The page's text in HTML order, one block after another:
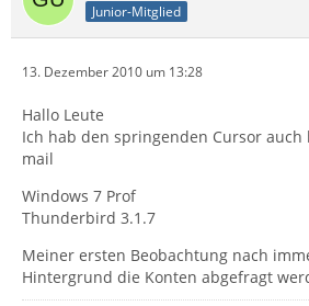
Junior-Mitglied
13. Dezember 2010 um 13:28
Hallo Leute
Ich hab den springenden Cursor
mail
Windows 7 Prof
Thunderbird 3.1.7
Meiner ersten Beobachtung nach
Hintergrund die Konten abgefragt